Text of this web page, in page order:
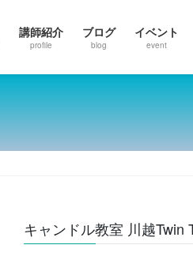
講師紹介
profile
ブログ
blog
イベント
event
キャンドル教室 川越Twin